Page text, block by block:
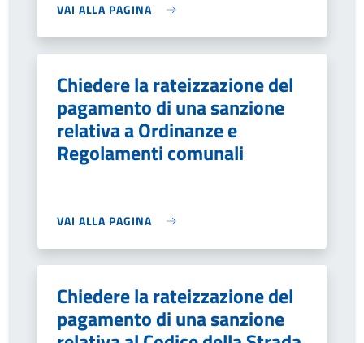
VAI ALLA PAGINA
Chiedere la rateizzazione del
pagamento di una sanzione
relativa a Ordinanze e
Regolamenti comunali
VAI ALLA PAGINA
Chiedere la rateizzazione del
pagamento di una sanzione